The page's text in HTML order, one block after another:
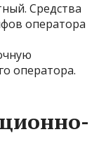
Средства
оператора
оператора.